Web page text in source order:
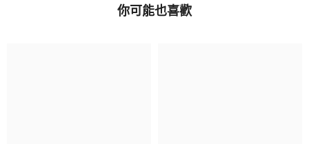
你可能也喜歡